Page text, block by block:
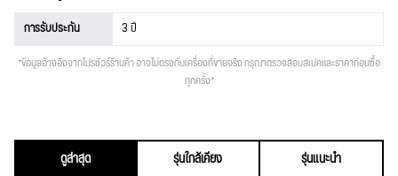
การรับประกัน 3 ปี
*ข้อมูลอ้างอิงจากโปรชัวร์ร้านค้า อาจไม่ตรงกับเครื่องที่ขายจริง กรุณาตรวจสอบสเปคและราคาก่อนซื้อ
ทุกครั้ง*
ดูล่าสุด รุ่นใกล้เคียง
รุ่นแนะนำ